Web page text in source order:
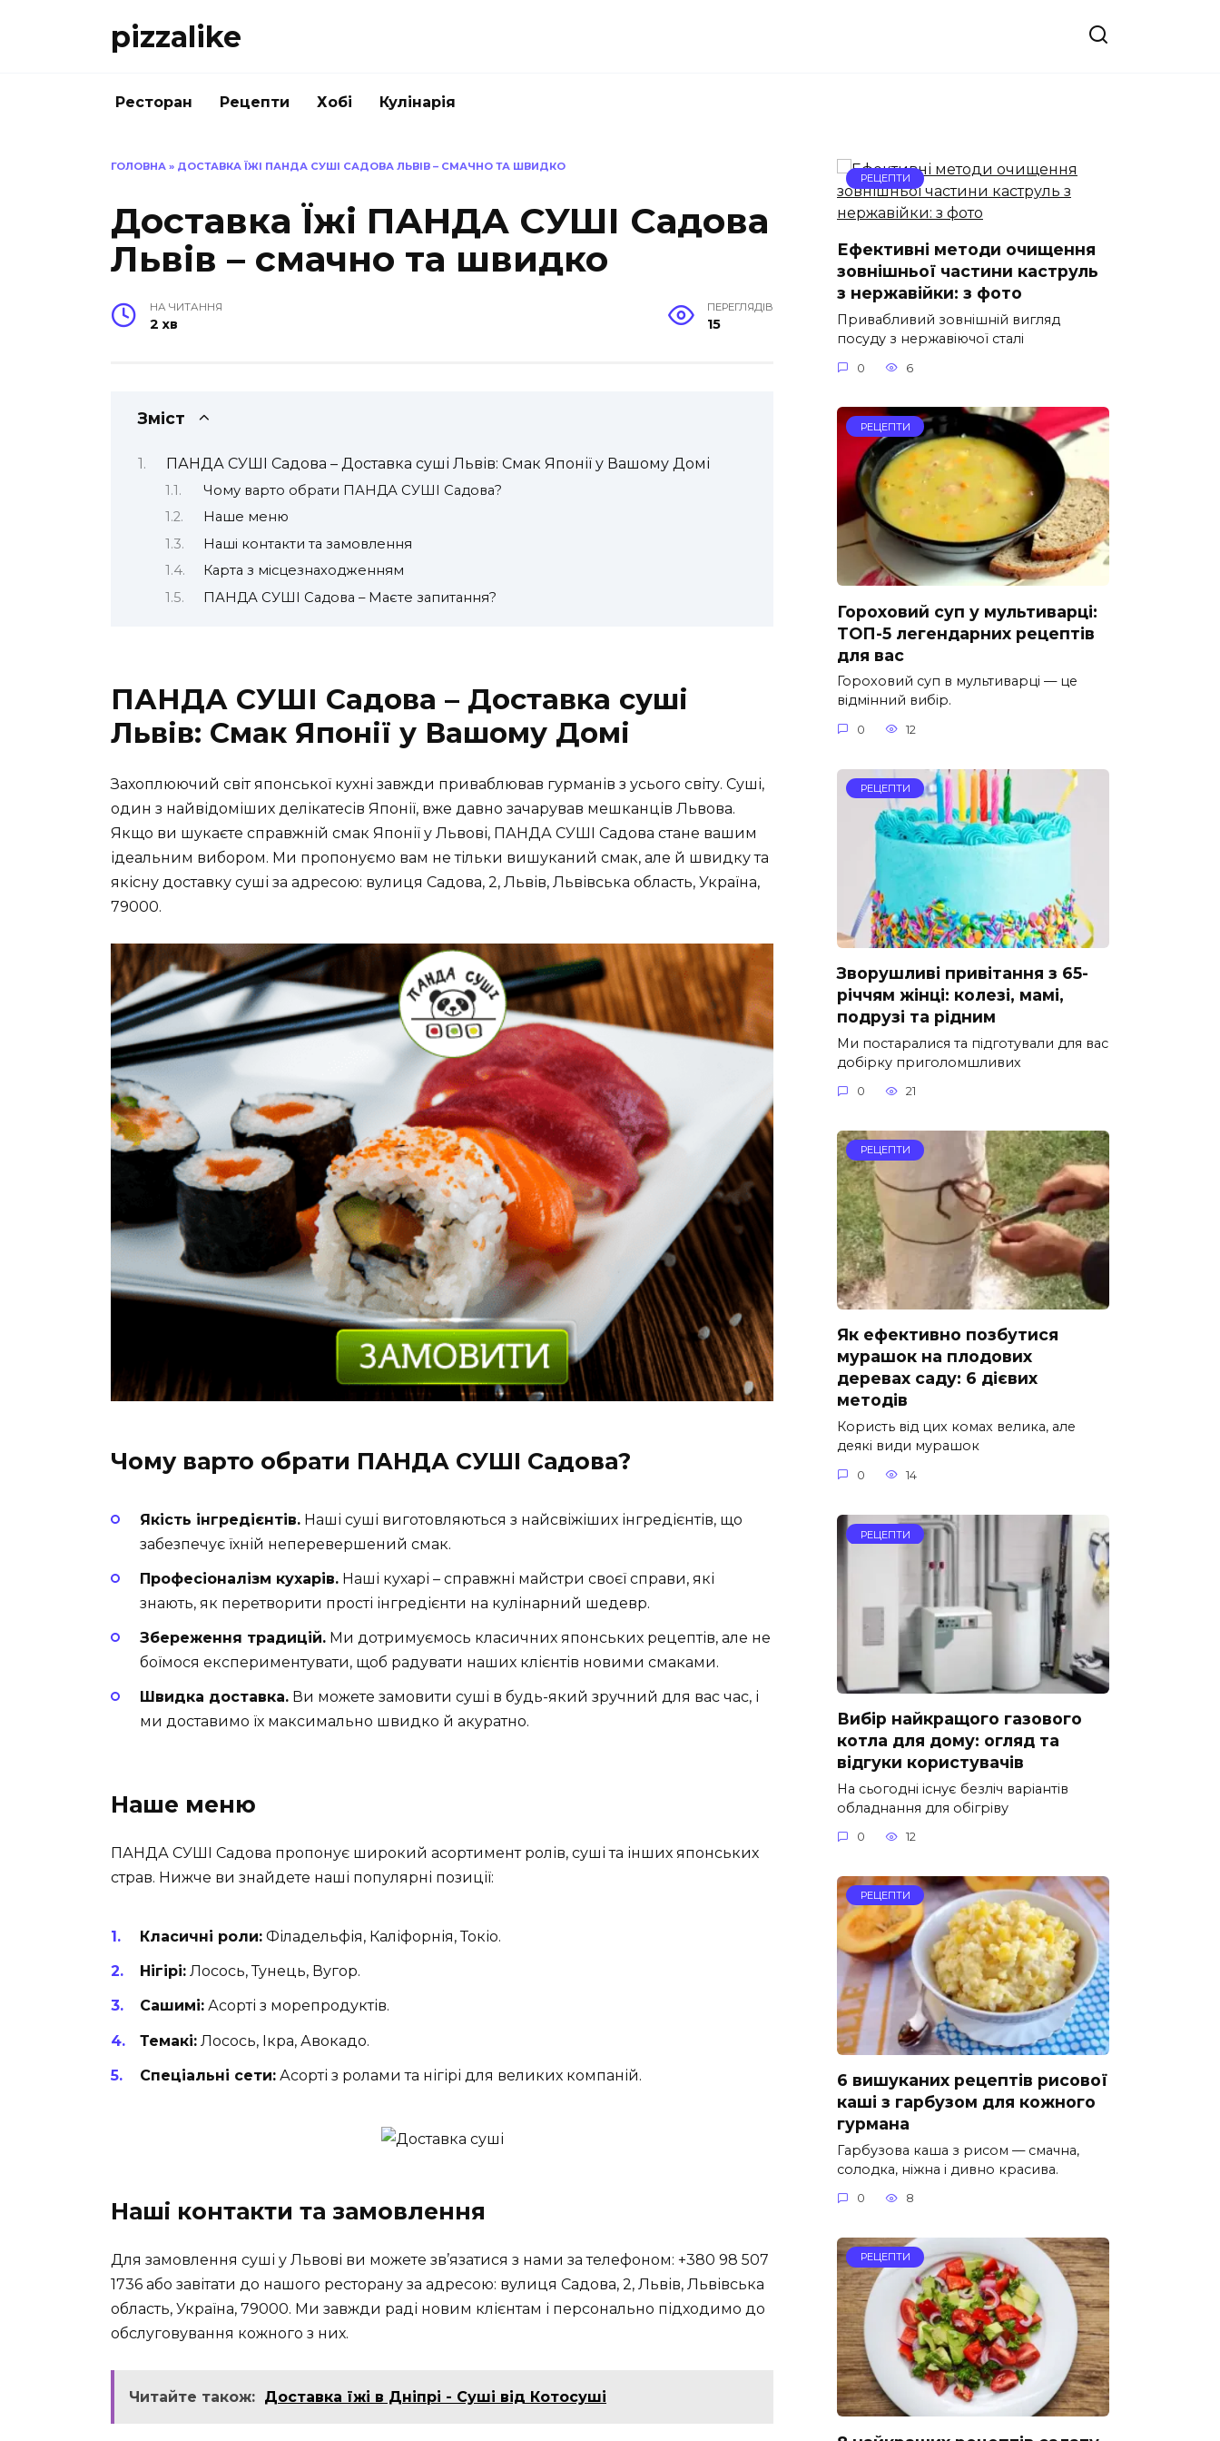
pizzalike
Ресторан Рецепти Хобі Кулінарія
ГОЛОВНА » ДОСТАВКА ЇЖІ ПАНДА СУШІ САДОВА ЛЬВІВ – СМАЧНО ТА ШВИДКО
Доставка Їжі ПАНДА СУШІ Садова
Львів – смачно та швидко
НА ЧИТАННЯ
2 хв
ПЕРЕГЛЯДІВ
15
Зміст
ПАНДА СУШІ Садова – Доставка суші Львів: Смак Японії у Вашому Домі
Чому варто обрати ПАНДА СУШІ Садова?
Наше меню
Наші контакти та замовлення
Карта з місцезнаходженням
ПАНДА СУШІ Садова – Маєте запитання?
ПАНДА СУШІ Садова – Доставка суші
Львів: Смак Японії у Вашому Домі
Захоплюючий світ японської кухні завжди приваблював гурманів з усього світу. Суші,
один з найвідоміших делікатесів Японії, вже давно зачарував мешканців Львова.
Якщо ви шукаєте справжній смак Японії у Львові, ПАНДА СУШІ Садова стане вашим
ідеальним вибором. Ми пропонуємо вам не тільки вишуканий смак, але й швидку та
якісну доставку суші за адресою: вулиця Садова, 2, Львів, Львівська область, Україна,
79000.
Чому варто обрати ПАНДА СУШІ Садова?
Якість інгредієнтів. Наші суші виготовляються з найсвіжіших інгредієнтів, що
забезпечує їхній неперевершений смак.
Професіоналізм кухарів. Наші кухарі – справжні майстри своєї справи, які
знають, як перетворити прості інгредієнти на кулінарний шедевр.
Збереження традицій. Ми дотримуємось класичних японських рецептів, але не
боїмося експериментувати, щоб радувати наших клієнтів новими смаками.
Швидка доставка. Ви можете замовити суші в будь-який зручний для вас час, і
ми доставимо їх максимально швидко й акуратно.
Наше меню
ПАНДА СУШІ Садова пропонує широкий асортимент ролів, суші та інших японських
страв. Нижче ви знайдете наші популярні позиції:
Класичні роли: Філадельфія, Каліфорнія, Токіо.
Нігірі: Лосось, Тунець, Вугор.
Сашимі: Асорті з морепродуктів.
Темакі: Лосось, Ікра, Авокадо.
Спеціальні сети: Асорті з ролами та нігірі для великих компаній.
Наші контакти та замовлення
Для замовлення суші у Львові ви можете зв’язатися з нами за телефоном: +380 98 507
1736 або завітати до нашого ресторану за адресою: вулиця Садова, 2, Львів, Львівська
область, Україна, 79000. Ми завжди раді новим клієнтам і персонально підходимо до
обслуговування кожного з них.
Читайте також: Доставка їжі в Дніпрі - Суші від Котосуші
РЕЦЕПТИ
Ефективні методи очищення
зовнішньої частини каструль
з нержавійки: з фото
Привабливий зовнішній вигляд
посуду з нержавіючої сталі
0 6
РЕЦЕПТИ
Гороховий суп у мультиварці:
ТОП-5 легендарних рецептів
для вас
Гороховий суп в мультиварці — це
відмінний вибір.
0 12
РЕЦЕПТИ
Зворушливі привітання з 65-
річчям жінці: колезі, мамі,
подрузі та рідним
Ми постаралися та підготували для вас
добірку приголомшливих
0 21
РЕЦЕПТИ
Як ефективно позбутися
мурашок на плодових
деревах саду: 6 дієвих
методів
Користь від цих комах велика, але
деякі види мурашок
0 14
РЕЦЕПТИ
Вибір найкращого газового
котла для дому: огляд та
відгуки користувачів
На сьогодні існує безліч варіантів
обладнання для обігріву
0 12
РЕЦЕПТИ
6 вишуканих рецептів рисової
каші з гарбузом для кожного
гурмана
Гарбузова каша з рисом — смачна,
солодка, ніжна і дивно красива.
0 8
РЕЦЕПТИ